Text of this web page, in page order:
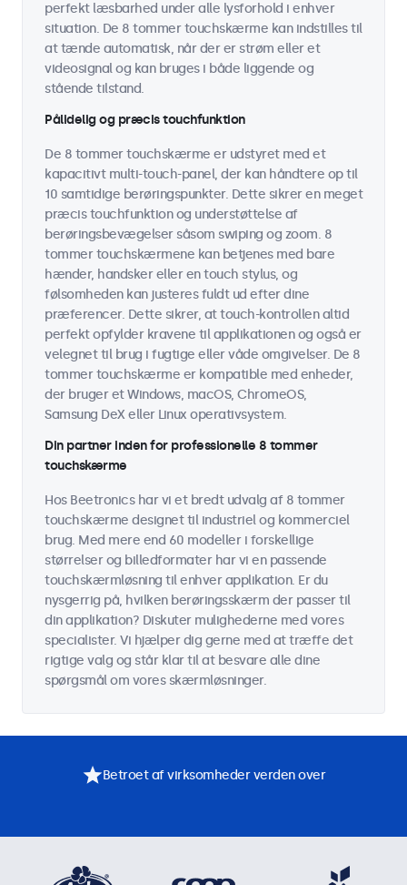
perfekt læsbarhed under alle lysforhold i enhver
situation. De 8 tommer touchskærme kan indstilles til
at tænde automatisk, når der er strøm eller et
videosignal og kan bruges i både liggende og
stående tilstand.
Pålidelig og præcis touchfunktion
De 8 tommer touchskærme er udstyret med et
kapacitivt multi-touch-panel, der kan håndtere op til
10 samtidige berøringspunkter. Dette sikrer en meget
præcis touchfunktion og understøttelse af
berøringsbevægelser såsom swiping og zoom. 8
tommer touchskærmene kan betjenes med bare
hænder, handsker eller en touch stylus, og
følsomheden kan justeres fuldt ud efter dine
præferencer. Dette sikrer, at touch-kontrollen altid
perfekt opfylder kravene til applikationen og også er
velegnet til brug i fugtige eller våde omgivelser. De 8
tommer touchskærme er kompatible med enheder,
der bruger et Windows, macOS, ChromeOS,
Samsung DeX eller Linux operativsystem.
Din partner inden for professionelle 8 tommer
touchskærme
Hos Beetronics har vi et bredt udvalg af 8 tommer
touchskærme designet til industriel og kommerciel
brug. Med mere end 60 modeller i forskellige
størrelser og billedformater har vi en passende
touchskærmløsning til enhver applikation. Er du
nysgerrig på, hvilken berøringsskærm der passer til
din applikation? Diskuter mulighederne med vores
specialister. Vi hjælper dig gerne med at træffe det
rigtige valg og står klar til at besvare alle dine
spørgsmål om vores skærmløsninger.
Betroet af virksomheder verden over